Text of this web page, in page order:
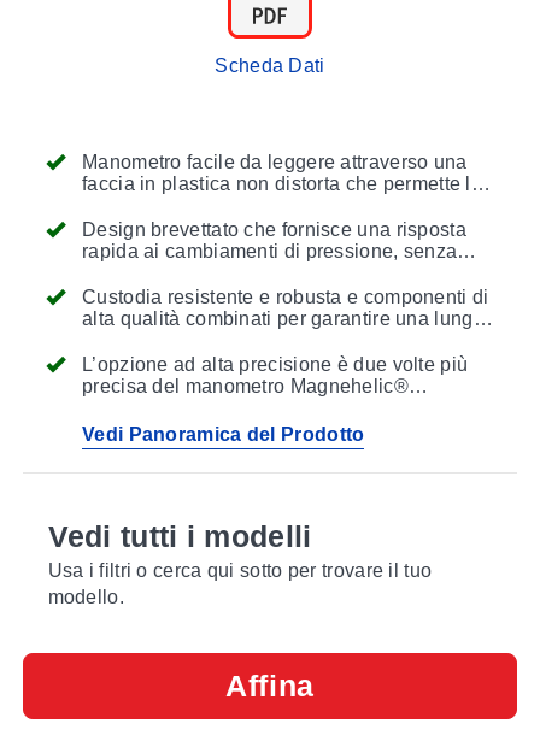
Manometro facile da leggere attraverso una
faccia in plastica non distorta che permette la
Design brevettato che fornisce una risposta
rapida ai cambiamenti di pressione, senza
Custodia resistente e robusta e componenti di
alta qualità combinati per garantire una lunga
L’opzione ad alta precisione è due volte più
precisa del manometro Magnehelic®
Vedi Panoramica del Prodotto
Scheda Dati
Vedi tutti i modelli
Usa i filtri o cerca qui sotto per trovare il tuo
modello.
Affina